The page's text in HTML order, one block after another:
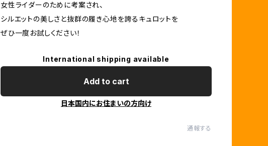
女性ライダーのために考案され、
シルエットの美しさと抜群の履き心地を誇るキュロットを
ぜひ一度お試しください！
International shipping available
Add to cart
日本国内にお住まいの方向け
通報する